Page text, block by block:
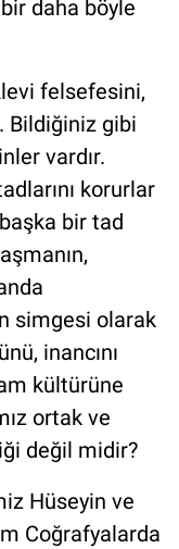
daha böyle
felsefesini,
Bildiğiniz gibi
vardır.
korurlar
bir tad
simgesi olarak
inancını
kültürüne
ortak ve
değil midir?
Hüseyin ve
Coğrafyalarda